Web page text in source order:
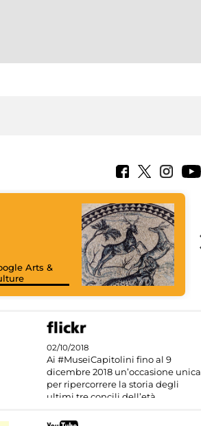
Arts &
02/10/2018
Ai #MuseiCapitolini fino al 9
dicembre 2018 un’occasione unica
per ripercorrere la storia degli
ultimi tre concili dell’età